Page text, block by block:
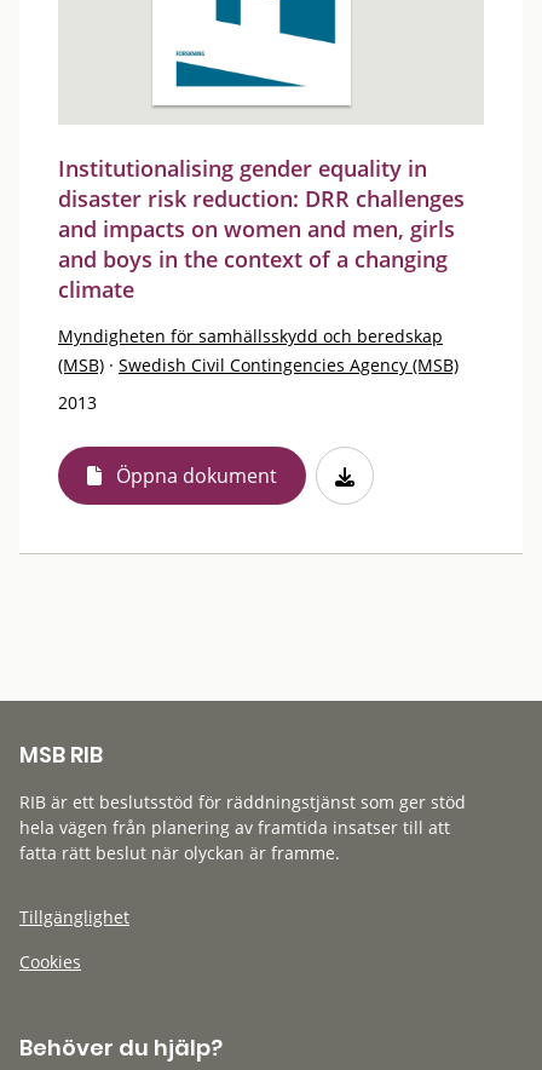
Institutionalising gender equality in
disaster risk reduction: DRR challenges
and impacts on women and men, girls
and boys in the context of a changing
climate
Myndigheten för samhällsskydd och beredskap
(MSB) · Swedish Civil Contingencies Agency (MSB)
2013
Öppna dokument
MSB RIB
RIB är ett beslutsstöd för räddningstjänst som ger stöd
hela vägen från planering av framtida insatser till att
fatta rätt beslut när olyckan är framme.
Tillgänglighet
Cookies
Behöver du hjälp?